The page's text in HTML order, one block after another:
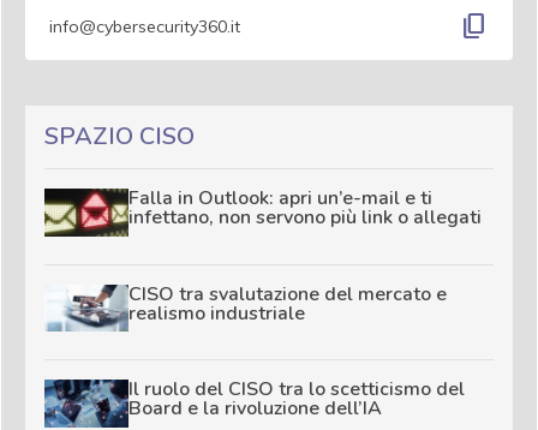
info@cybersecurity360.it content_copy
SPAZIO CISO
Falla in Outlook: apri un’e-mail e ti
infettano, non servono più link o allegati
CISO tra svalutazione del mercato e
realismo industriale
Il ruolo del CISO tra lo scetticismo del
Board e la rivoluzione dell’IA